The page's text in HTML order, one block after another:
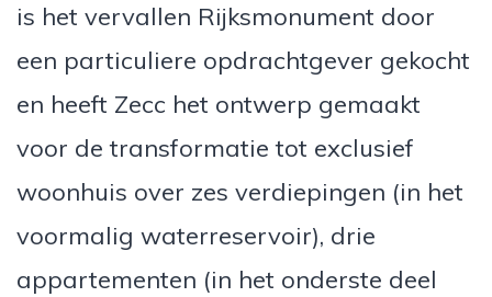
is het vervallen Rijksmonument door
een particuliere opdrachtgever gekocht
en heeft Zecc het ontwerp gemaakt
voor de transformatie tot exclusief
woonhuis over zes verdiepingen (in het
voormalig waterreservoir), drie
appartementen (in het onderste deel